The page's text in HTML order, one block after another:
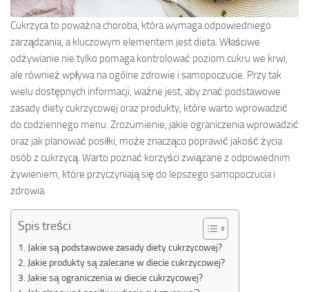
Cukrzyca to poważna choroba, która wymaga odpowiedniego
zarządzania, a kluczowym elementem jest dieta. Właściwe
odżywianie nie tylko pomaga kontrolować poziom cukru we krwi,
ale również wpływa na ogólne zdrowie i samopoczucie. Przy tak
wielu dostępnych informacji, ważne jest, aby znać podstawowe
zasady diety cukrzycowej oraz produkty, które warto wprowadzić
do codziennego menu. Zrozumienie, jakie ograniczenia wprowadzić
oraz jak planować posiłki, może znacząco poprawić jakość życia
osób z cukrzycą. Warto poznać korzyści związane z odpowiednim
żywieniem, które przyczyniają się do lepszego samopoczucia i
zdrowia.
Spis treści
Jakie są podstawowe zasady diety cukrzycowej?
Jakie produkty są zalecane w diecie cukrzycowej?
Jakie są ograniczenia w diecie cukrzycowej?